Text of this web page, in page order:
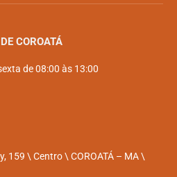
COROATÁ
de 08:00 às 13:00
159 \ Centro \ COROATÁ – MA \